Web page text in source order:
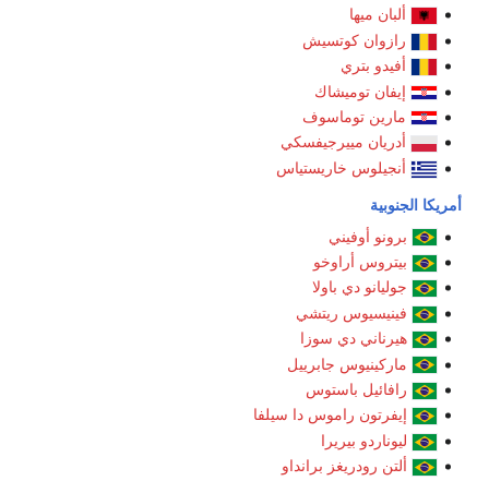
ألبان ميها
رازوان كوتسيش
أفيدو بتري
إيفان توميشاك
مارين توماسوف
أدريان مييرجيفسكي
أنجيلوس خاريستياس
الجنوبية
برونو أوفيني
بيتروس أراوخو
جوليانو دي باولا
فينيسيوس ريتشي
هيرناني دي سوزا
ماركينيوس جابرييل
رافائيل باستوس
إيفرتون راموس دا سيلفا
ليوناردو بيريرا
ألتن رودريغز برانداو